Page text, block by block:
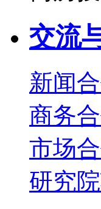
交流
新闻
商务
市场
研究